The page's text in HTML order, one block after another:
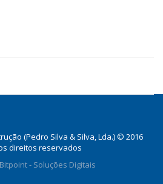
(Pedro Silva & Silva, Lda.) © 2016
direitos reservados
Bitpoint - Soluções Digitais